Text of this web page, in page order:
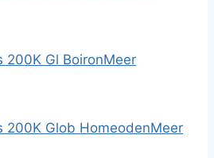
200K Gl BoironMeer
200K Glob HomeodenMeer